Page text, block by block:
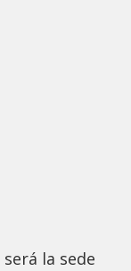
será la sede